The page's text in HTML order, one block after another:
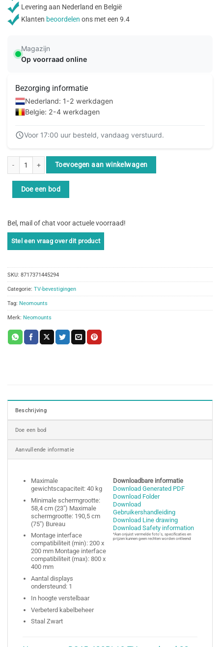
Levering aan Nederland en België
Klanten beoordelen ons met een 9.4
Magazijn
Op voorraad online
Bezorging informatie
Nederland: 1-2 werkdagen
Belgie: 2-4 werkdagen
Voor 17:00 uur besteld, vandaag verstuurd.
Neomounts DS45-430BL19 TV standaard 23-75" aantal
Toevoegen aan winkelwagen
Doe een bod
Bel, mail of chat voor actuele voorraad!
SKU: 8717371445294
Categorie: TV-bevestigingen
Tag: Neomounts
Merk: Neomounts
Beschrijving
Doe een bod
Aanvullende informatie
Maximale
gewichtscapaciteit: 40 kg
Minimale schermgrootte:
58,4 cm (23″) Maximale
schermgrootte: 190,5 cm
(75″) Bureau
Montage interface
compatibiliteit (min): 200 x
200 mm Montage interface
compatibiliteit (max): 800 x
400 mm
Aantal displays
ondersteund: 1
In hoogte verstelbaar
Verbeterd kabelbeheer
Staal Zwart
Downloadbare informatie
Download Generated PDF
Download Folder
Download
Gebruikershandleiding
Download Line drawing
Download Safety information
*Aan onjuist vermelde foto’s, specificaties en
prijzen kunnen geen rechten worden ontleend